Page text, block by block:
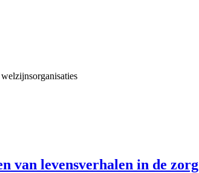
van levensverhalen in de zorg